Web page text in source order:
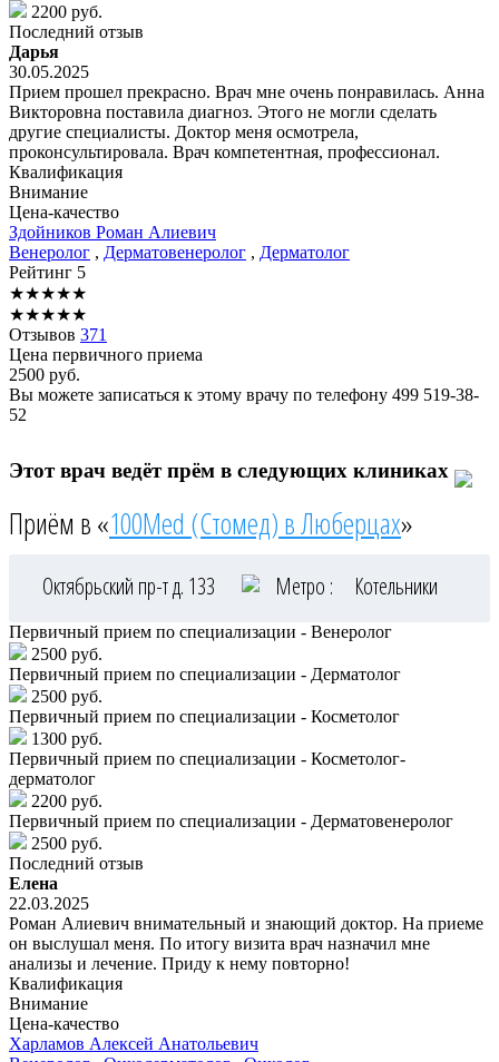
2200 руб.
Последний отзыв
Дарья
30.05.2025
Прием прошел прекрасно. Врач мне очень понравилась. Анна
Викторовна поставила диагноз. Этого не могли сделать
другие специалисты. Доктор меня осмотрела,
проконсультировала. Врач компетентная, профессионал.
Квалификация
Внимание
Цена-качество
Здойников Роман Алиевич
Венеролог , Дерматовенеролог , Дерматолог
Рейтинг 5
★★★★★
★★★★★
Отзывов 371
Цена первичного приема
2500 руб.
Вы можете записаться к этому врачу по телефону 499 519-38-
52
Этот врач ведёт прём в следующих клиниках
Приём в «100Med (Стомед) в Люберцах»
Октябрьский пр-т д. 133 Метро : Котельники
Первичный прием по специализации - Венеролог
2500 руб.
Первичный прием по специализации - Дерматолог
2500 руб.
Первичный прием по специализации - Косметолог
1300 руб.
Первичный прием по специализации - Косметолог-
дерматолог
2200 руб.
Первичный прием по специализации - Дерматовенеролог
2500 руб.
Последний отзыв
Елена
22.03.2025
Роман Алиевич внимательный и знающий доктор. На приеме
он выслушал меня. По итогу визита врач назначил мне
анализы и лечение. Приду к нему повторно!
Квалификация
Внимание
Цена-качество
Харламов Алексей Анатольевич